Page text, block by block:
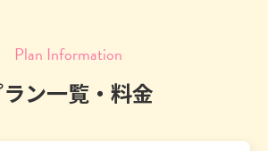
Plan Information
ン一覧・料金